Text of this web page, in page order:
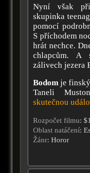
Nyní však
skupinka
pomocí
S příchodem
hrát nechce.
chlapcům. A
zálivech jezera
Bodom je
Taneli
skutečnou
Rozpočet filmu:
Oblast natáčení:
Žánr: Horor